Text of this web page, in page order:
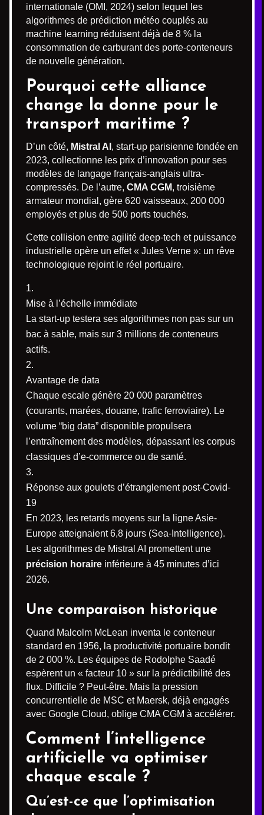
internationale (OMI, 2024) selon lequel les
algorithmes de prédiction météo couplés au
machine learning réduisent déjà de 8 % la
consommation de carburant des porte-conteneurs
de nouvelle génération.
Pourquoi cette alliance
change la donne pour le
transport maritime ?
D’un côté, Mistral AI , start-up parisienne fondée en
2023, collectionne les prix d’innovation pour ses
modèles de langage français-anglais ultra-
compressés. De l’autre, CMA CGM, troisième
armateur mondial, gère 620 vaisseaux, 200 000
employés et plus de 500 ports touchés.
Cette collision entre agilité deep-tech et puissance
industrielle opère un effet « Jules Verne »: un rêve
technologique rejoint le réel portuaire.
Mise à l’échelle immédiate
La start-up testera ses algorithmes non pas sur un
bac à sable, mais sur 3 millions de conteneurs
actifs.
Avantage de data
Chaque escale génère 20 000 paramètres
(courants, marées, douane, trafic ferroviaire). Le
volume “big data” disponible propulsera
l’entraînement des modèles, dépassant les corpus
classiques d’e-commerce ou de santé.
Réponse aux goulets d’étranglement post-Covid-
19
En 2023, les retards moyens sur la ligne Asie-
Europe atteignaient 6,8 jours (Sea-Intelligence).
Les algorithmes de Mistral AI promettent une
précision horaire inférieure à 45 minutes d’ici
2026.
Une comparaison historique
Quand Malcolm McLean inventa le conteneur
standard en 1956, la productivité portuaire bondit
de 2 000 %. Les équipes de Rodolphe Saadé
espèrent un « facteur 10 » sur la prédictibilité des
flux. Difficile ? Peut-être. Mais la pression
concurrentielle de MSC et Maersk, déjà engagés
avec Google Cloud, oblige CMA CGM à accélérer.
Comment l’intelligence
artificielle va optimiser
chaque escale ?
Qu’est-ce que l’optimisation